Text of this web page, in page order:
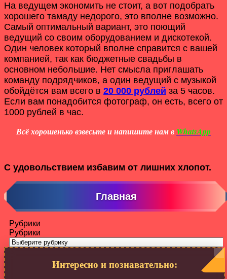
На ведущем экономить не стоит, а вот подобрать
хорошего тамаду недорого, это вполне возможно.
Самый оптимальный вариант, это поющий
ведущий со своим оборудованием и дискотекой.
Один человек который вполне справится с вашей
компанией, так как бюджетные свадьбы в
основном небольшие. Нет смысла приглашать
команду подрядчиков, а один ведущий с музыкой
обойдётся вам всего в 20 000 рублей за 5 часов.
Если вам понадобится фотограф, он есть, всего от
1000 рублей в час.
Всё хорошенько взвесьте и напишите нам в WhatsApp
С удовольствием избавим от лишних хлопот.
Главная
Рубрики
Рубрики
Интересно и познавательно: